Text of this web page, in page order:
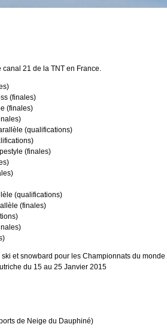
21 de la TNT en France.
(finales)
(finales)
(qualifications)
(finales)
(qualifications)
(finales)
et snowbard pour les Championnats du monde
du 15 au 25 Janvier 2015
de Neige du Dauphiné)